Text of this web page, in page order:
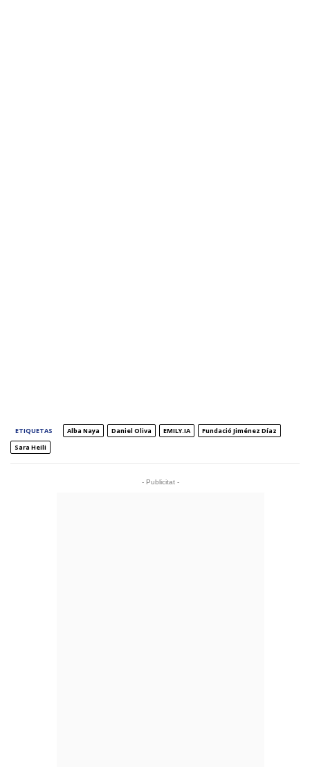
ETIQUETAS Alba Naya Daniel Oliva EMILY.IA
Fundació Jiménez Díaz
Sara Heili
- Publicitat -